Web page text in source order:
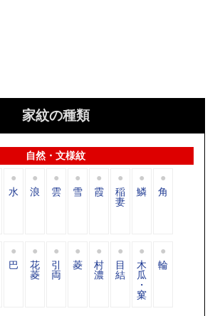
家紋の種類
自然・文様紋
水 浪 雲 雪 霞 稲
妻
鱗 角
巴 花
菱
引
両
菱 村
濃
目
結
木
瓜
・
窠
輪